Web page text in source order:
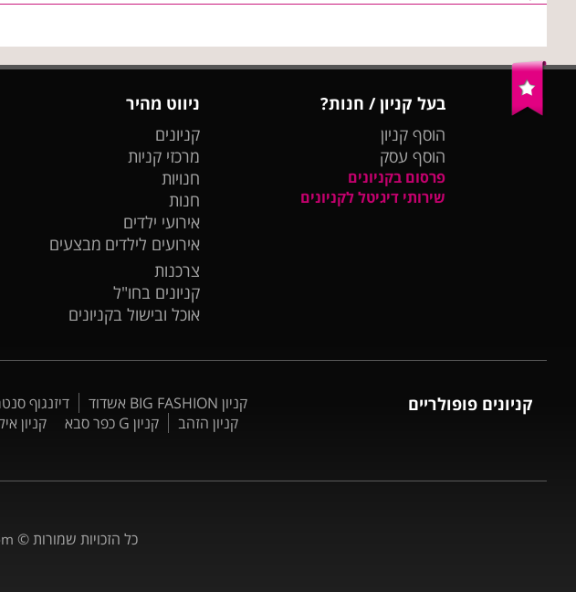
בעל קניון / חנות?
הוסף קניון
הוסף עסק
פרסום בקניונים
שירותי דיגיטל לקניונים
ניווט מהיר
קניונים
מרכזי קניות
חנויות
חנות
אירועי ילדים
אירועים לילדים מבצעים
צרכנות
קניונים בחו"ל
אוכל ובישול בקניונים
קניונים פופולריים קניון BIG FASHION אשדוד
דיזנגוף
קניון הזהב
קניון G כפר סבא קניון
כל הזכויות שמורות ©